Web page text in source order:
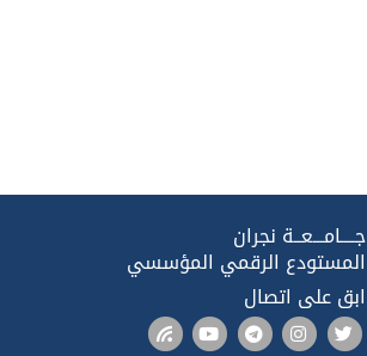
جــــامـــعــة نجران
المستودع الرقمي المؤسسي
ابق على اتصال